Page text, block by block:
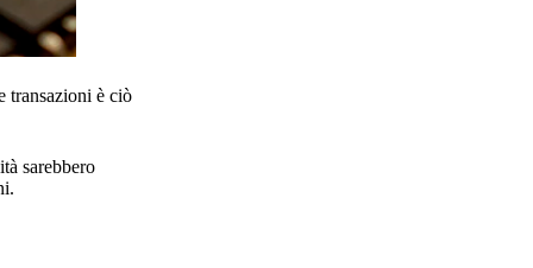
transazioni è ciò
sarebbero